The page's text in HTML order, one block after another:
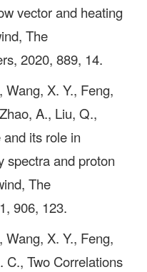
vector and heating
The
2020, 889, 14.
X. Y., Feng,
A., Liu, Q.,
its role in
spectra and proton
The
906, 123.
X. Y., Feng,
C., Two Correlations